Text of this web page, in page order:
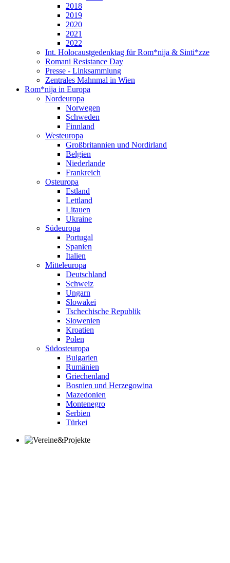
2018
2019
2020
2021
2022
Int. Holocaustgedenktag für Rom*nija & Sinti*zze
Romani Resistance Day
Presse - Linksammlung
Zentrales Mahnmal in Wien
Rom*nija in Europa
Nordeuropa
Norwegen
Schweden
Finnland
Westeuropa
Großbritannien und Nordirland
Belgien
Niederlande
Frankreich
Osteuropa
Estland
Lettland
Litauen
Ukraine
Südeuropa
Portugal
Spanien
Italien
Mitteleuropa
Deutschland
Schweiz
Ungarn
Slowakei
Tschechische Republik
Slowenien
Kroatien
Polen
Südosteuropa
Bulgarien
Rumänien
Griechenland
Bosnien und Herzegowina
Mazedonien
Montenegro
Serbien
Türkei